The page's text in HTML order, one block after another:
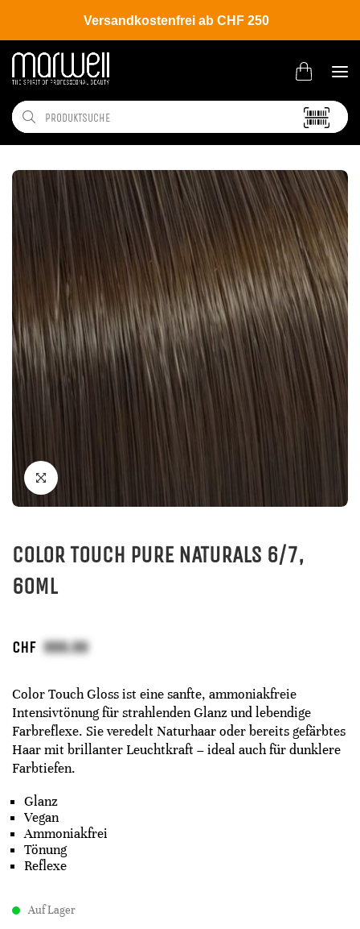
Versandkostenfrei ab CHF 250
Shop Brands Wella
COLOR TOUCH PURE NATURALS 6/7,
60ML
CHF
Color Touch Gloss ist eine sanfte, ammoniakfreie
Intensivtönung für strahlenden Glanz und lebendige
Farbreflexe. Sie veredelt Naturhaar oder bereits gefärbtes
Haar mit brillanter Leuchtkraft – ideal auch für dunklere
Farbtiefen.
Glanz
Vegan
Ammoniakfrei
Tönung
Reflexe
Auf Lager